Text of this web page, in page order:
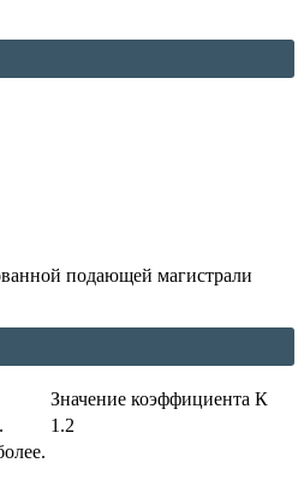
подающей магистрали
Значение коэффициента К
1.2